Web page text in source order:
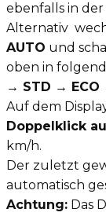
ebenfalls in der
Alternativ
AUTO und
oben in
→ STD → ECO
Auf dem
Doppelklick
km/h.
Der zuletzt
automatisch
Achtung: Das